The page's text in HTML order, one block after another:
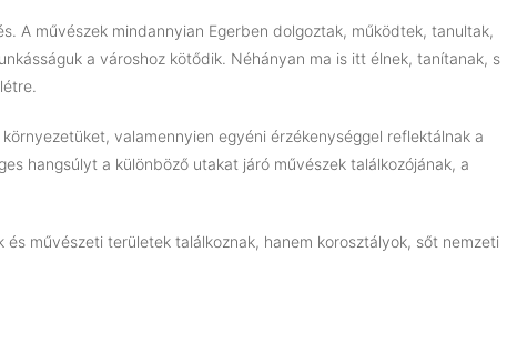
A művészek mindannyian Egerben dolgoztak, működtek, tanultak,
a városhoz kötődik. Néhányan ma is itt élnek, tanítanak, s
valamennyien egyéni érzékenységgel reflektálnak a
hangsúlyt a különböző utakat járó művészek találkozójának, a
művészeti területek találkoznak, hanem korosztályok, sőt nemzeti